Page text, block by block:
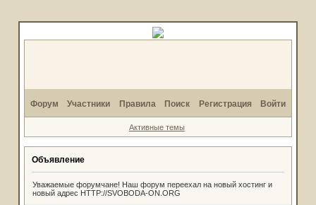
Форум Участники Правила Поиск Регистрация Войти
Активные темы
Объявление
Уважаемые форумчане! Наш форум переехал на новый хостинг и
новый адрес HTTP://SVOBODA-ON.ORG